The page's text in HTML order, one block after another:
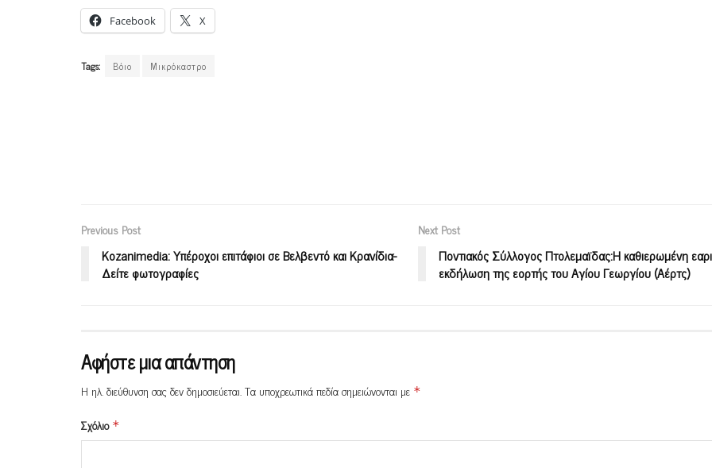
Facebook X
Tags: Βόιο Μικρόκαστρο
Previous Post
Kozanimedia: Υπέροχοι επιτάφιοι σε Βελβεντό και Κρανίδια-
Δείτε φωτογραφίες
Next Post
Ποντιακός Σύλλογος Πτολεμαϊδας:Η καθιερωμένη
εκδήλωση της εορτής του Αγίου Γεωργίου (Αέρτς)
Αφήστε μια απάντηση
Η ηλ. διεύθυνση σας δεν δημοσιεύεται.Τα υποχρεωτικά πεδία σημειώνονται με *
Σχόλιο *